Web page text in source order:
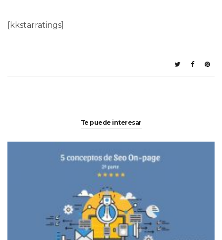
[kkstarratings]
Te puede interesar